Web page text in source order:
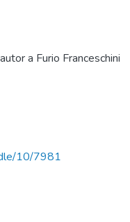
a Furio Franceschini
10/7981